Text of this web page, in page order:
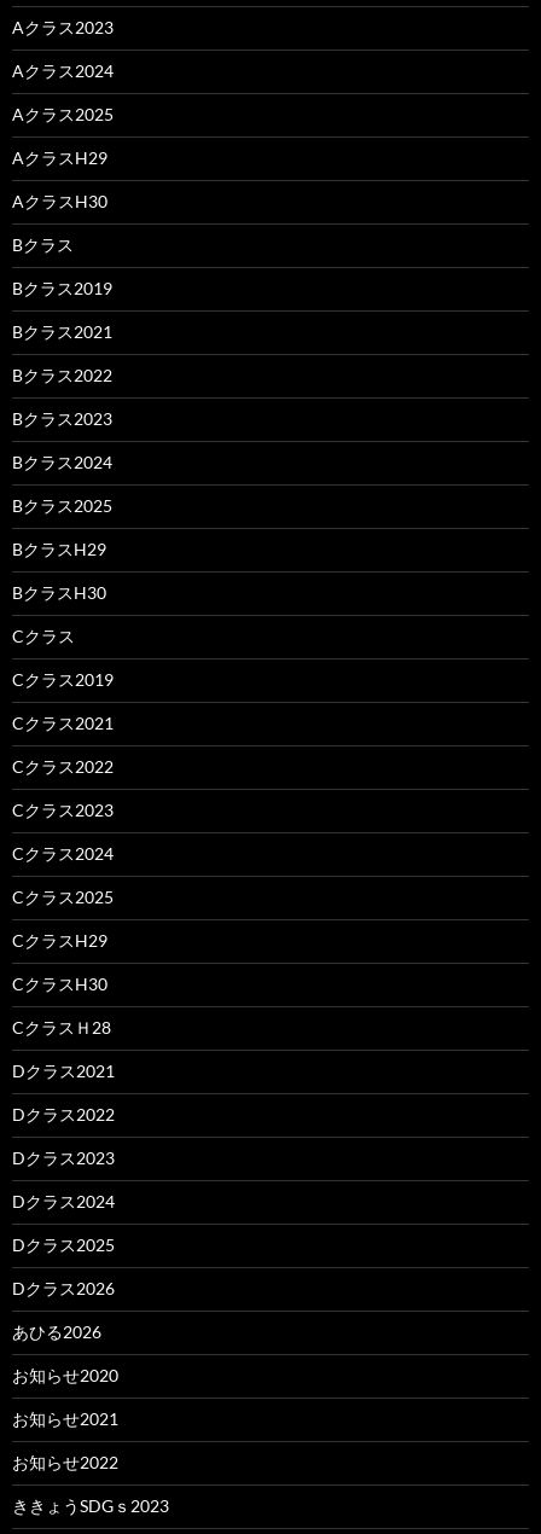
Aクラス2023
Aクラス2024
Aクラス2025
AクラスH29
AクラスH30
Bクラス
Bクラス2019
Bクラス2021
Bクラス2022
Bクラス2023
Bクラス2024
Bクラス2025
BクラスH29
BクラスH30
Cクラス
Cクラス2019
Cクラス2021
Cクラス2022
Cクラス2023
Cクラス2024
Cクラス2025
CクラスH29
CクラスH30
CクラスＨ28
Dクラス2021
Dクラス2022
Dクラス2023
Dクラス2024
Dクラス2025
Dクラス2026
あひる2026
お知らせ2020
お知らせ2021
お知らせ2022
ききょうSDGｓ2023